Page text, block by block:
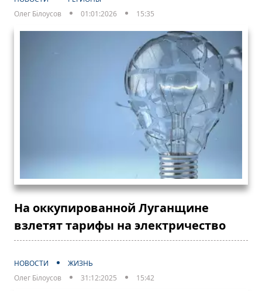
Олег Білоусов
01:01:2026 15:35
На оккупированной Луганщине
взлетят тарифы на электричество
НОВОСТИ
ЖИЗНЬ
Олег Білоусов
31:12:2025 15:42